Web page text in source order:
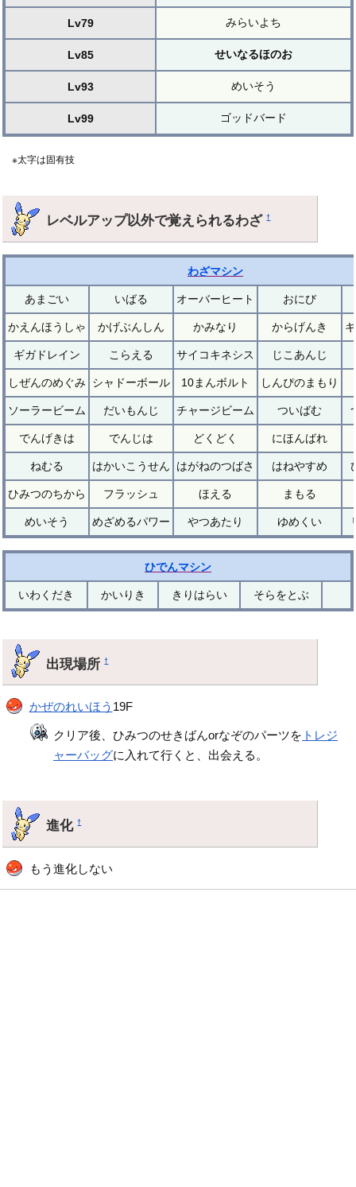
Lv79 みらいよち
Lv85 せいなるほのお
Lv93 めいそう
Lv99 ゴッドバード
※太字は固有技
レベルアップ以外で覚えられるわざ†
わざマシン
あまごい いばる オーバーヒート おにび
かえんほうしゃ かげぶんしん かみなり からげんき
ギガドレイン こらえる サイコキネシス じこあんじ
しぜんのめぐみ シャドーボール 10まんボルト しんぴのまもり
ソーラービーム だいもんじ チャージビーム ついばむ
でんげきは でんじは どくどく にほんばれ
ねむる はかいこうせん はがねのつばさ はねやすめ
ひみつのちから フラッシュ ほえる まもる
めいそう めざめるパワー やつあたり ゆめくい
ひでんマシン
いわくだき かいりき きりはらい そらをとぶ
出現場所†
かぜのれいほう 19F
クリア後、ひみつのせきばんorなぞのパーツを トレジ
ャーバッグに入れて行くと、出会える。
進化†
もう進化しない